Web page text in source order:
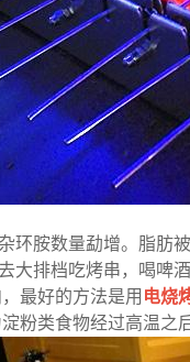
环胺数量勐增。脂肪
大排档吃烤串，喝啤
最好的方法是用 电烧
粉类食物经过高温之